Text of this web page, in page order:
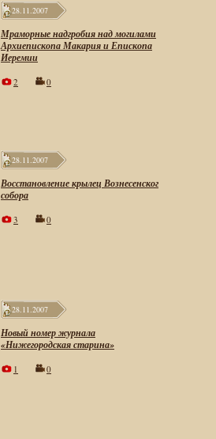
28.11.2007
Мраморные надгробия над могилами
Архиепископа Макария и Епископа
Иеремии
2 0
28.11.2007
Восстановление крылец Вознесенского
собора
3 0
28.11.2007
Новый номер журнала
«Нижегородская старина»
1 0